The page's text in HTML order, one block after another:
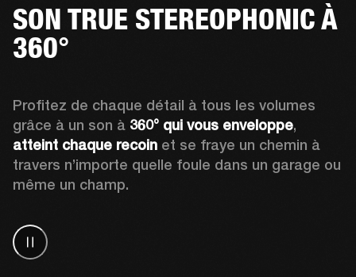
SON TRUE STEREOPHONIC À
360°
Profitez de chaque détail à tous les volumes
grâce à un son à 360° qui vous enveloppe
atteint chaque recoin et se fraye un chemin à
travers n’importe quelle foule dans un garage ou
même un champ.